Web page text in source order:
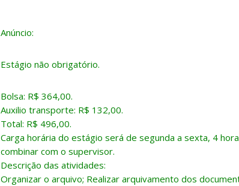
Anúncio:
Estágio não obrigatório.
Bolsa: R$ 364,00.
Auxilio transporte: R$ 132,00.
Total: R$ 496,00.
Carga horária do estágio será de segunda a sexta, 4
combinar com o supervisor.
Descrição das atividades:
Organizar o arquivo; Realizar arquivamento dos